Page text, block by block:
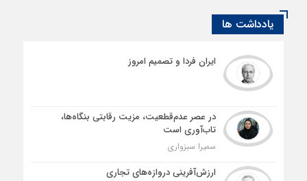
یادداشت ها
ایران فردا و تصمیم امروز
در عصر عدم‌قطعیت، مزیت رقابتی بنگاه‌ها،
تاب‌آوری است
سمیرا سبزواری
ارزش‌آفرینی دروازه‌های تجاری